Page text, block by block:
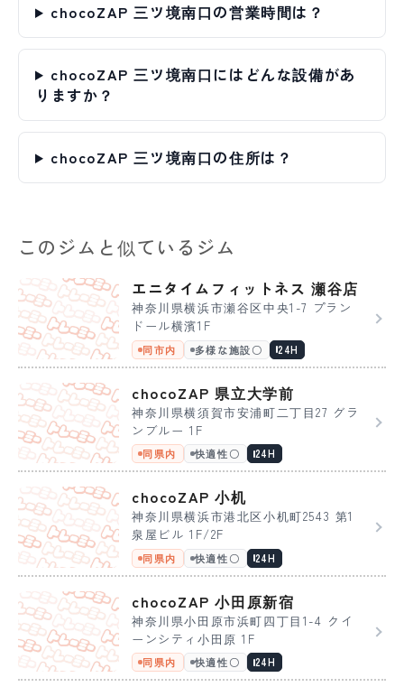
chocoZAP 三ツ境南口の営業時間は？
chocoZAP 三ツ境南口にはどんな設備があ
りますか？
chocoZAP 三ツ境南口の住所は？
このジムと似ているジム
エニタイムフィットネス 瀬谷店
神奈川県横浜市瀬谷区中央1-7 プラン
ドール横濱1F
同市内 多様な施設〇 24H
chocoZAP 県立大学前
神奈川県横須賀市安浦町二丁目27 グラ
ンブルー 1F
同県内 快適性〇 24H
chocoZAP 小机
神奈川県横浜市港北区小机町2543 第1
泉屋ビル 1F/2F
同県内 快適性〇 24H
chocoZAP 小田原新宿
神奈川県小田原市浜町四丁目1-4 クイ
ーンシティ小田原 1F
同県内 快適性〇 24H